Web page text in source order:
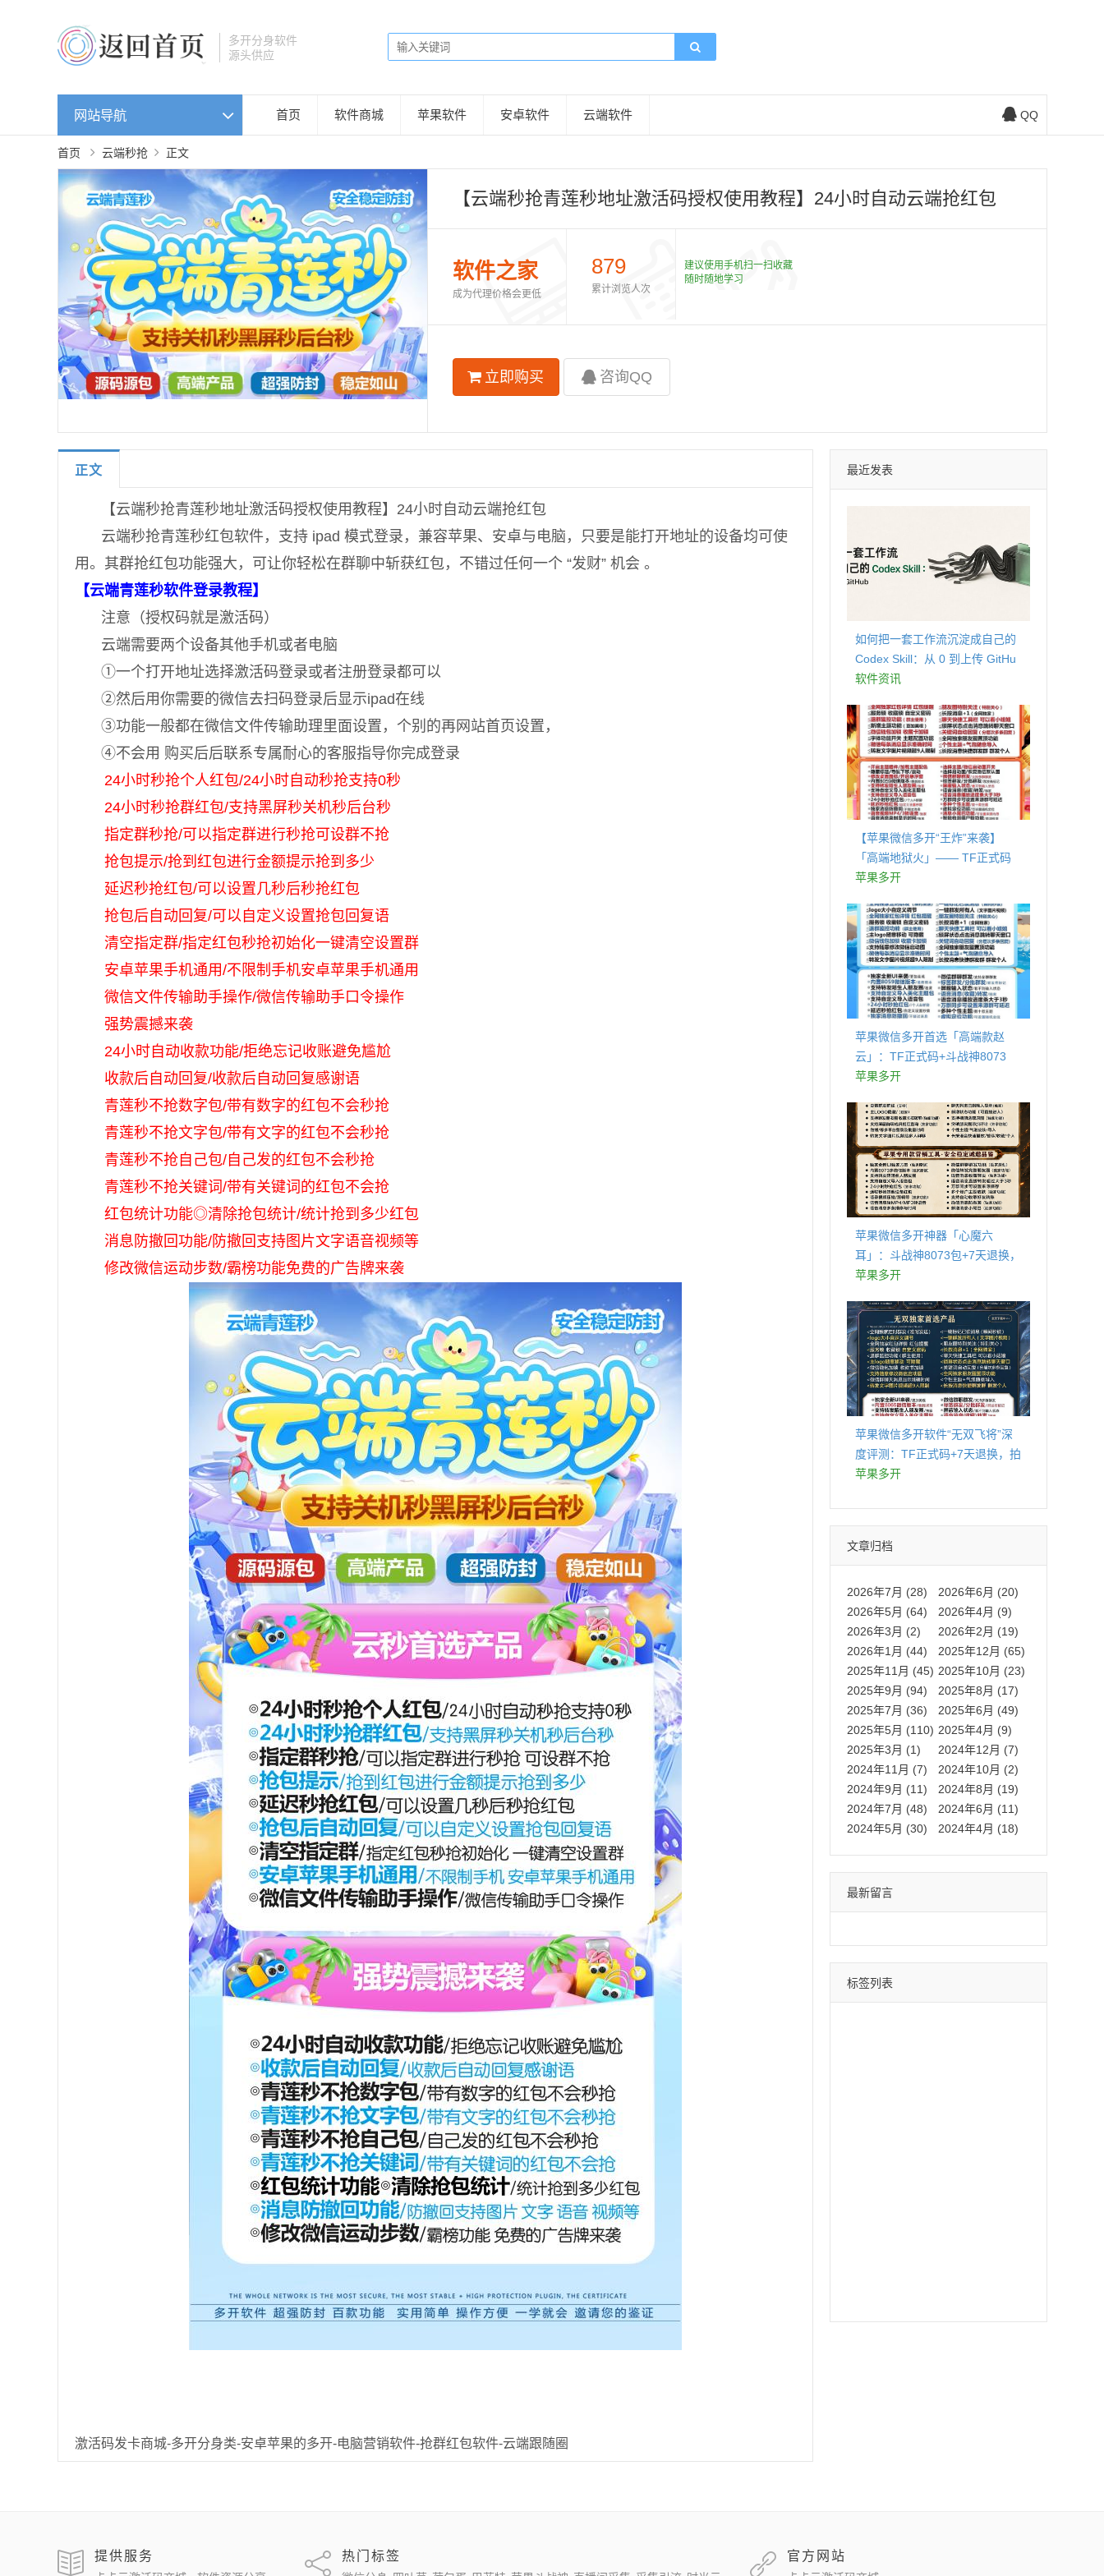
多开分身软件
源头供应
网站导航 首页 软件商城 苹果软件 安卓软件 云端软件 QQ
首页 云端秒抢 正文
【云端秒抢青莲秒地址激活码授权使用教程】24小时自动云端抢红包
软件之家
成为代理价格会更低
879
累计浏览人次
建议使用手机扫一扫收藏
随时随地学习
立即购买 咨询QQ
正文
【云端秒抢青莲秒地址激活码授权使用教程】24小时自动云端抢红包
云端秒抢青莲秒红包软件，支持 ipad 模式登录，兼容苹果、安卓与电脑，只要是能打开地址的设备均可使
用。其群抢红包功能强大，可让你轻松在群聊中斩获红包，不错过任何一个 “发财” 机会 。
【云端青莲秒软件登录教程】
注意（授权码就是激活码）
云端需要两个设备其他手机或者电脑
①一个打开地址选择激活码登录或者注册登录都可以
②然后用你需要的微信去扫码登录后显示ipad在线
③功能一般都在微信文件传输助理里面设置，个别的再网站首页设置，
④不会用 购买后后联系专属耐心的客服指导你完成登录
24小时秒抢个人红包/24小时自动秒抢支持0秒
24小时秒抢群红包/支持黑屏秒关机秒后台秒
指定群秒抢/可以指定群进行秒抢可设群不抢
抢包提示/抢到红包进行金额提示抢到多少
延迟秒抢红包/可以设置几秒后秒抢红包
抢包后自动回复/可以自定义设置抢包回复语
清空指定群/指定红包秒抢初始化一键清空设置群
安卓苹果手机通用/不限制手机安卓苹果手机通用
微信文件传输助手操作/微信传输助手口令操作
强势震撼来袭
24小时自动收款功能/拒绝忘记收账避免尴尬
收款后自动回复/收款后自动回复感谢语
青莲秒不抢数字包/带有数字的红包不会秒抢
青莲秒不抢文字包/带有文字的红包不会秒抢
青莲秒不抢自己包/自己发的红包不会秒抢
青莲秒不抢关键词/带有关键词的红包不会抢
红包统计功能◎清除抢包统计/统计抢到多少红包
消息防撤回功能/防撤回支持图片文字语音视频等
修改微信运动步数/霸榜功能免费的广告牌来袭
激活码发卡商城-多开分身类-安卓苹果的多开-电脑营销软件-抢群红包软件-云端跟随圈
最近发表
如何把一套工作流沉淀成自己的
Codex Skill：从 0 到上传 GitHu
b
软件资讯
【苹果微信多开“王炸”来袭】
「高端地狱火」—— TF正式码
+斗战神8073包，7天退换，安全
苹果多开
苹果微信多开首选「高端款赵
云」：TF正式码+斗战神8073
包，7天退换认准拍拍卡激活码
苹果多开
苹果微信多开神器「心魔六
耳」：斗战神8073包+7天退换，
认准拍拍卡激活码商城
苹果多开
苹果微信多开软件“无双飞将”深
度评测：TF正式码+7天退换，拍
拍卡激活码商城正品保障
苹果多开
文章归档
2026年7月 (28)
2026年6月 (20)
2026年5月 (64)
2026年4月 (9)
2026年3月 (2)
2026年2月 (19)
2026年1月 (44)
2025年12月 (65)
2025年11月 (45) 2025年10月 (23)
2025年9月 (94)
2025年8月 (17)
2025年7月 (36)
2025年6月 (49)
2025年5月 (110) 2025年4月 (9)
2025年3月 (1)
2024年12月 (7)
2024年11月 (7)
2024年10月 (2)
2024年9月 (11)
2024年8月 (19)
2024年7月 (48)
2024年6月 (11)
2024年5月 (30)
2024年4月 (18)
最新留言
标签列表
提供服务 热门标签 官方网站